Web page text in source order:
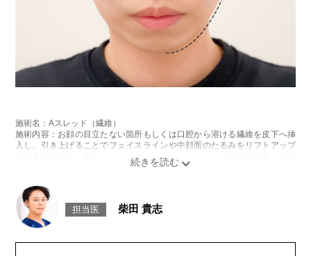
施術名：Aスレッド（繊維）
施術内容：お顔の目立たない箇所もしくは口腔から溶ける繊維を皮下へ挿
入し、引き上げることでフェイスラインや中顔面のたるみをリフトアップ
させる施術です。繊維が挿入された箇所にはコラーゲンやエラスチンが生
成されるため、長期的な美肌効果、肌質の改善効果、将来的なシワやたる
施術時間：約15〜20分程
リスク、副作用：腫れ、内出血、疼痛、頭痛、引き攣れ感などが生じるこ
とがございます。また、稀ではありますが、施術部位の細菌感染症、皮膚
のよれ、繊維の突出などが生じることがございます。化膿止め・痛み止め
さい。
担当医 柴田 貴志